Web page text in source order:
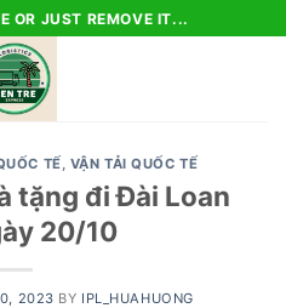
OR JUST REMOVE IT...
TẾ, VẬN TẢI QUỐC TẾ
tặng đi Đài Loan
20/10
2023 BY IPL_HUAHUONG